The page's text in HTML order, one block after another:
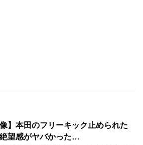
像】本田のフリーキック止められた
望感がヤバかった…